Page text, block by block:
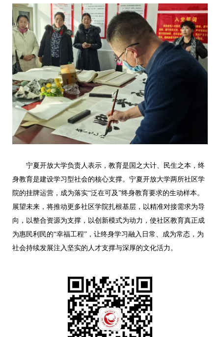
宁夏开放大学负责人表示，教育是国之大计、民生之本，终
身教育是建设学习型社会的核心支撑。宁夏开放大学两所社区学
院的挂牌运营，成为落实“泛在可及”终身教育要求的生动样本。
展望未来，将推动更多社区学院扎根基层，以精准对接需求为导
向，以整合资源为支撑，以创新模式为动力，使社区教育真正成
为惠民利民的“幸福工程”，让终身学习融入日常、成为常态，为
社会持续发展注入坚实的人才支撑与深厚的文化活力。